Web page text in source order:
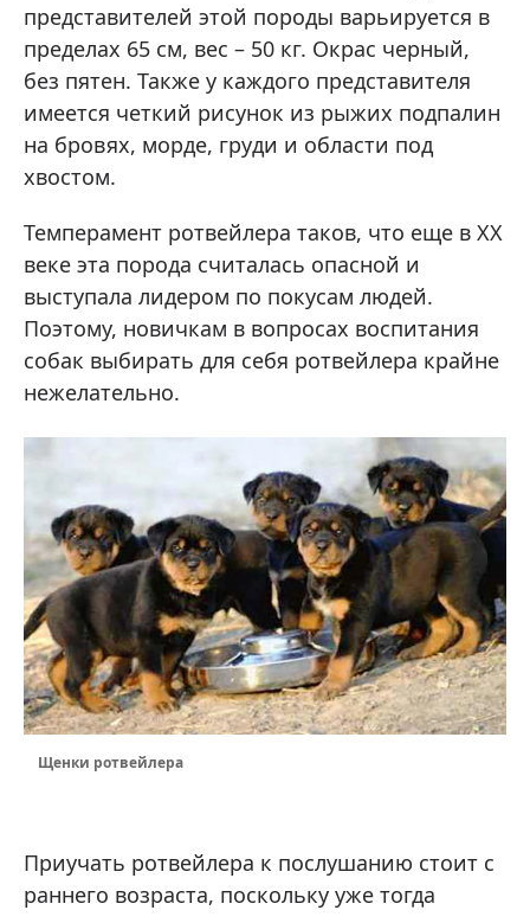
представителей этой породы варьируется в
пределах 65 см, вес – 50 кг. Окрас черный,
без пятен. Также у каждого представителя
имеется четкий рисунок из рыжих подпалин
на бровях, морде, груди и области под
хвостом.
Темперамент ротвейлера таков, что еще в XX
веке эта порода считалась опасной и
выступала лидером по покусам людей.
Поэтому, новичкам в вопросах воспитания
собак выбирать для себя ротвейлера крайне
нежелательно.
Щенки ротвейлера
Приучать ротвейлера к послушанию стоит с
раннего возраста, поскольку уже тогда